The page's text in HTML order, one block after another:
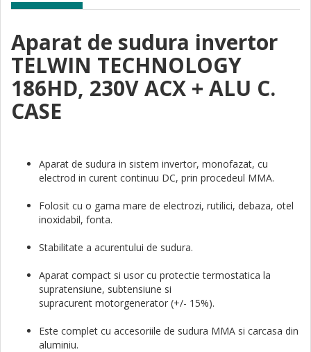
Aparat de sudura invertor
TELWIN TECHNOLOGY
186HD, 230V ACX + ALU C.
CASE
Aparat de sudura in sistem invertor, monofazat, cu
electrod in curent continuu DC, prin procedeul MMA.
Folosit cu o gama mare de electrozi, rutilici, debaza, otel
inoxidabil, fonta.
Stabilitate a acurentului de sudura.
Aparat compact si usor cu protectie termostatica la
supratensiune, subtensiune si
supracurent motorgenerator (+/- 15%).
Este complet cu accesoriile de sudura MMA si carcasa din
aluminiu.